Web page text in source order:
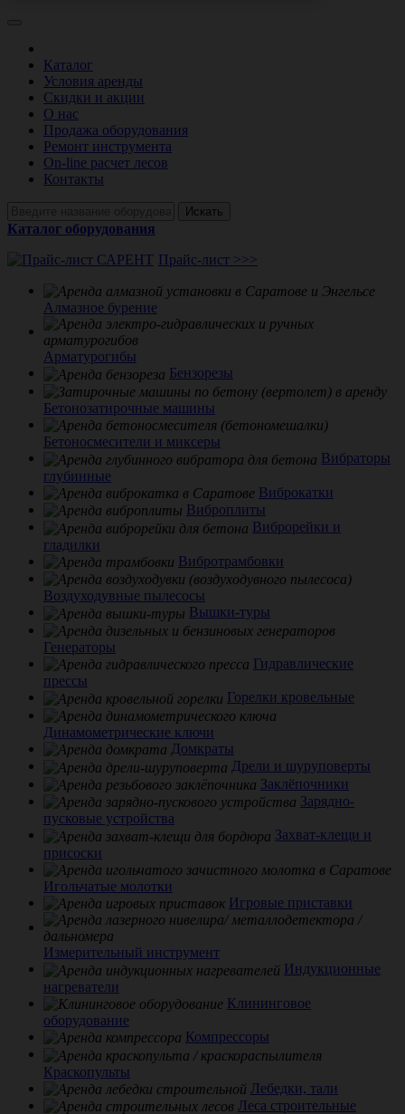
Каталог
Условия аренды
Скидки и акции
О нас
Продажа оборудования
Ремонт инструмента
On-line расчет лесов
Контакты
Искать
Каталог оборудования
Прайс-лист >>>
Алмазное бурение
Арматурогибы
Бензорезы
Бетонозатирочные машины
Бетоносмесители и миксеры
Вибраторы
глубинные
Виброкатки
Виброплиты
Виброрейки и
гладилки
Вибротрамбовки
Воздуходувные пылесосы
Вышки-туры
Генераторы
Гидравлические
прессы
Горелки кровельные
Динамометрические ключи
Домкраты
Дрели и шуруповерты
Заклёпочники
Зарядно-
пусковые устройства
Захват-клещи и
присоски
Игольчатые молотки
Игровые приставки
Измерительный инструмент
Индукционные
нагреватели
Клининговое
оборудование
Компрессоры
Краскопульты
Лебедки, тали
Леса строительные